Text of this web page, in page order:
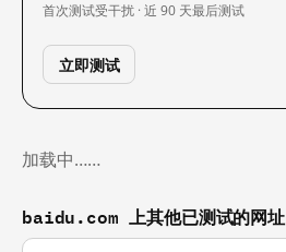
首次测试受干扰 · 近 90 天最后测试
立即测试
加载中……
baidu.com 上其他已测试的网址